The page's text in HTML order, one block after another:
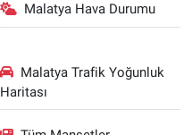
Malatya Hava Durumu
Malatya Trafik Yoğunluk
Haritası